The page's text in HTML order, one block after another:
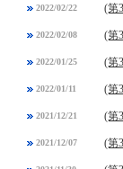
2022/02/22 (第
2022/02/08 (第
2022/01/25 (第
2022/01/11 (第
2021/12/21 (第
2021/12/07 (第